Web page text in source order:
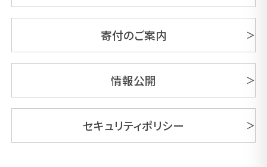
寄付のご案内
情報公開
セキュリティポリシー